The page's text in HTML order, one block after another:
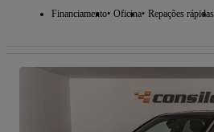
Financiamento Oficina Repações rápidas